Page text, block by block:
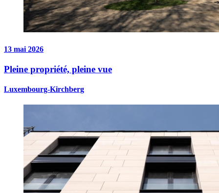
13 mai 2026
Pleine propriété, pleine vue
Luxembourg-Kirchberg